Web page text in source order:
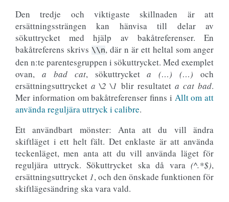
Den tredje och viktigaste skillnaden är att
ersättningssträngen kan hänvisa till delar av
sökuttrycket med hjälp av bakåtreferenser. En
bakåtreferens skrivs \\n, där n är ett heltal som anger
den n:te parentesgruppen i sökuttrycket. Med exemplet
ovan, a bad cat, sökuttrycketa (…) (…) och
ersättningsuttrycketa \2 \1 blir resultatet a cat bad.
Mer information om bakåtreferenser finns i Allt om att
använda reguljära uttryck i calibre.
Ett användbart mönster: Anta att du vill ändra
skiftläget i ett helt fält. Det enklaste är att använda
teckenläget, men anta att du vill använda läget för
reguljära uttryck. Sökuttrycket ska då vara (^.*$),
ersättningsuttrycket 1, och den önskade funktionen för
skiftlägesändring ska vara vald.